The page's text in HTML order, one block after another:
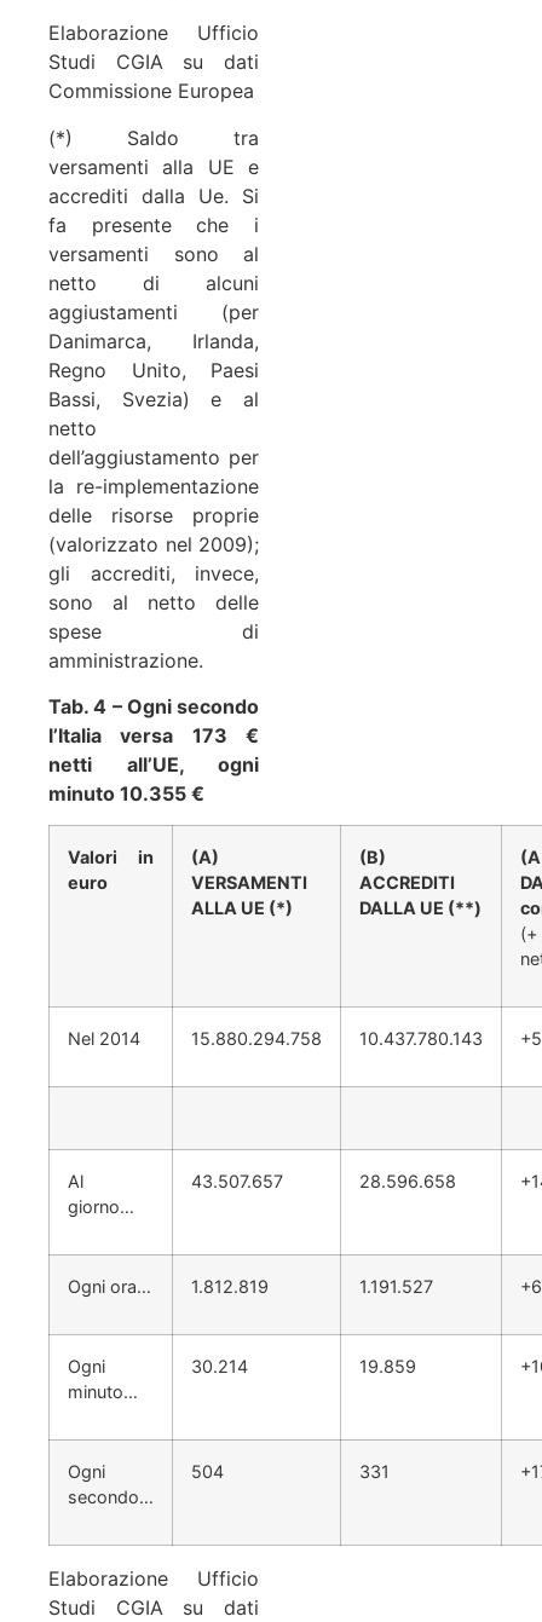
Elaborazione Ufficio
Studi CGIA su dati
Commissione Europea
(*) Saldo tra
versamenti alla UE e
accrediti dalla Ue. Si
fa presente che i
versamenti sono al
netto di alcuni
aggiustamenti (per
Danimarca, Irlanda,
Regno Unito, Paesi
Bassi, Svezia) e al
netto
dell’aggiustamento per
la re-implementazione
delle risorse proprie
(valorizzato nel 2009);
gli accrediti, invece,
sono al netto delle
spese di
amministrazione.
Tab. 4 – Ogni secondo
l’Italia versa 173 €
netti all’UE, ogni
minuto 10.355 €
Valori in
euro
(A)
VERSAMENTI
ALLA UE (*)
(B)
ACCREDITI
DALLA UE (**)
Nel 2014 15.880.294.758 10.437.780.143
Al
giorno…
43.507.657 28.596.658
Ogni ora… 1.812.819 1.191.527
Ogni
minuto…
30.214 19.859
Ogni
secondo…
504 331
Elaborazione Ufficio
Studi CGIA su dati